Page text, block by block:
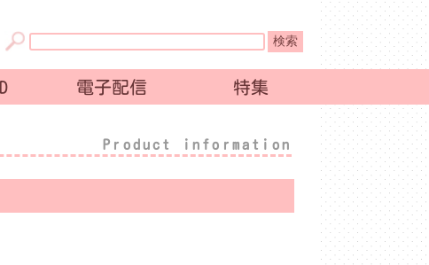
電子配信 特集
Product information